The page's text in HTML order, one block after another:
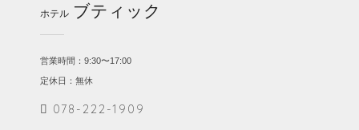
ホテル ブティック
営業時間：9:30〜17:00
定休日：無休
078-222-1909